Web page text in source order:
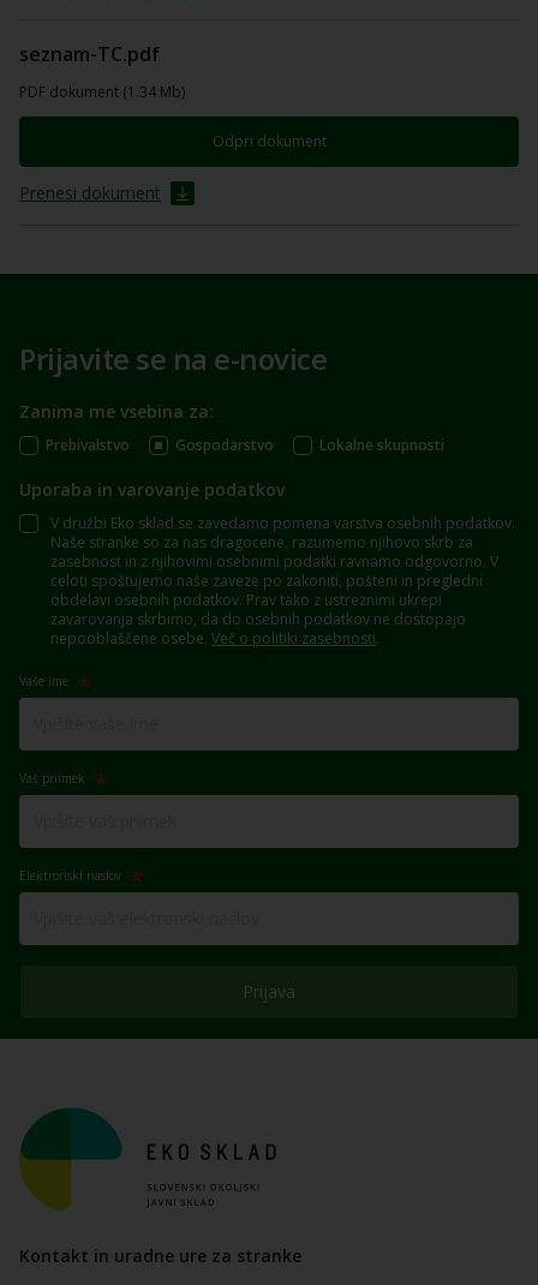
seznam-TC.pdf
PDF dokument (1.34 Mb)
Odpri dokument
Prenesi dokument
Prijavite se na e-novice
Zanima me vsebina za:
Prebivalstvo Gospodarstvo Lokalne skupnosti
Uporaba in varovanje podatkov
V družbi Eko sklad se zavedamo pomena varstva osebnih podatkov.
Naše stranke so za nas dragocene, razumemo njihovo skrb za
zasebnost in z njihovimi osebnimi podatki ravnamo odgovorno. V
celoti spoštujemo naše zaveze po zakoniti, pošteni in pregledni
obdelavi osebnih podatkov. Prav tako z ustreznimi ukrepi
zavarovanja skrbimo, da do osebnih podatkov ne dostopajo
nepooblaščene osebe. Več o politiki zasebnosti.
Vaše ime
Vaš priimek
Elektronski naslov
Prijava
Kontakt in uradne ure za stranke